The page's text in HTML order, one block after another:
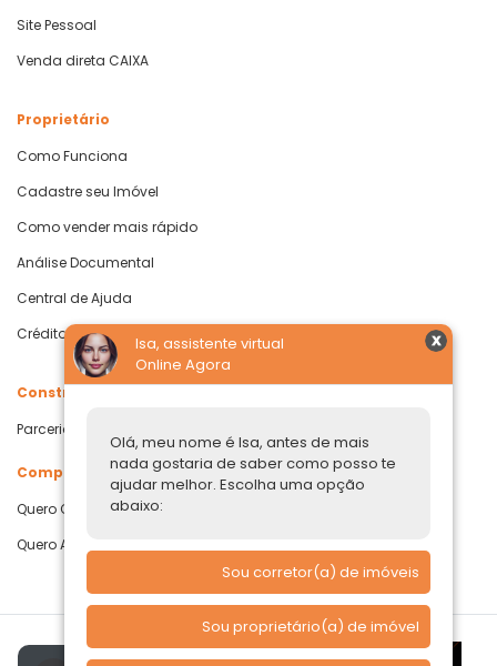
Isa, assistente virtual
Online Agora
Olá, meu nome é Isa, antes de mais
nada gostaria de saber como posso te
ajudar melhor. Escolha uma opção
abaixo:
Sou corretor(a) de imóveis
Sou proprietário(a) de imóvel
Site Pessoal
Venda direta CAIXA
Proprietário
Como Funciona
Cadastre seu Imóvel
Como vender mais rápido
Análise Documental
Central de Ajuda
Crédito com Garantia de Imóvel
Construtoras
Parcerias Imobiliárias
Comprar ou alugar
Quero Comprar
Quero Alugar